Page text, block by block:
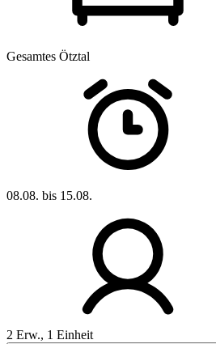
Gesamtes Ötztal
08.08. bis 15.08.
2 Erw., 1 Einheit